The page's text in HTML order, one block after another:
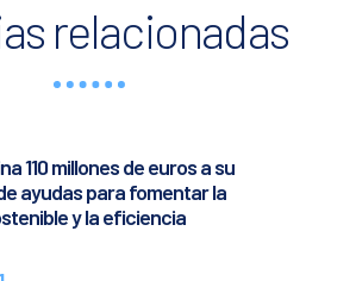
relacionadas
110 millones de euros a su
ayudas para fomentar la
y la eficiencia